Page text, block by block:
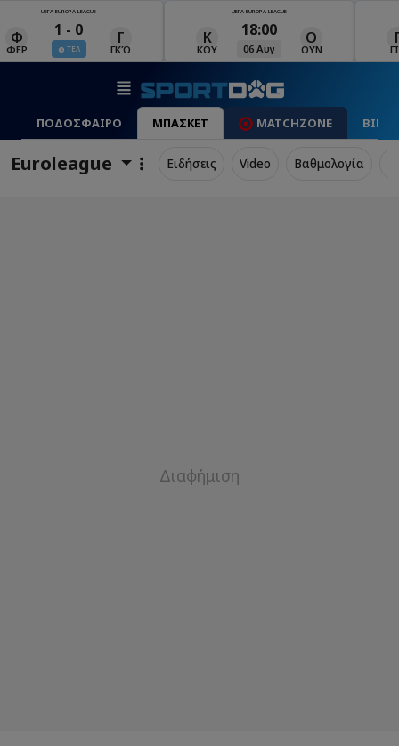
UEFA EUROPA LEAGUE
Κ 18:00
06 Αυγ ΟΥΝ
UEFA EUROPA LEAGUE
ΓΙΑ
19:00
06 Αυγ
Ρ
ΡΈΙ ΜΑΚ
ΠΟΔΟΣΦΑΙΡΟ ΜΠΑΣΚΕΤ MATCHZONE
Euroleague Ειδήσεις Video Βαθμολογία